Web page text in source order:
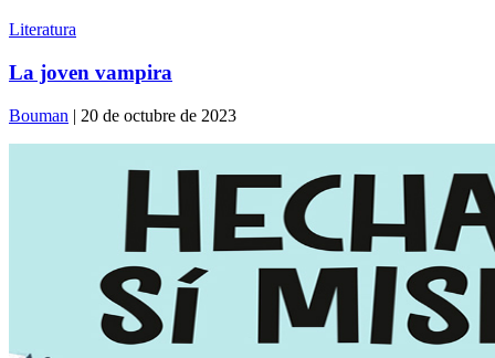
Literatura
La joven vampira
Bouman | 20 de octubre de 2023